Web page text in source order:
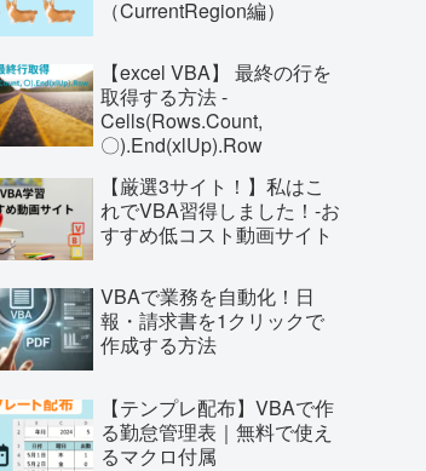
（CurrentRegion編）
【excel VBA】 最終の行を
取得する方法 -
Cells(Rows.Count,
〇).End(xlUp).Row
【厳選3サイト！】私はこ
れでVBA習得しました！-お
すすめ低コスト動画サイト
VBAで業務を自動化！日
報・請求書を1クリックで
作成する方法
【テンプレ配布】VBAで作
る勤怠管理表｜無料で使え
るマクロ付属